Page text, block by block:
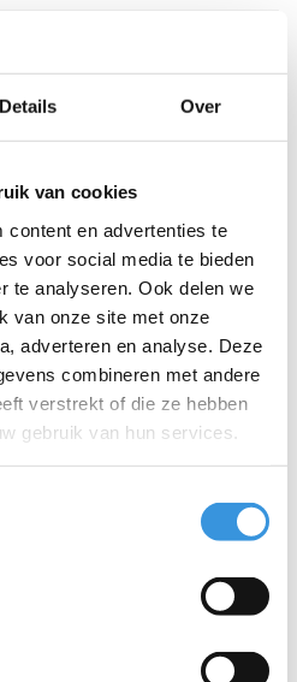
Details Over
van cookies
content en advertenties te
voor social media te bieden
te analyseren. Ook delen we
van onze site met onze
adverteren en analyse. Deze
combineren met andere
verstrekt of die ze hebben
gebruik van hun services.
poppenzitje aqua
€21,95